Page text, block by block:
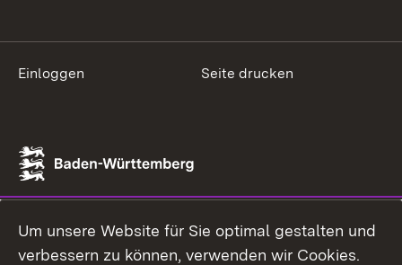
Einloggen Seite drucken
Um unsere Website für Sie optimal gestalten und
verbessern zu können, verwenden wir Cookies.